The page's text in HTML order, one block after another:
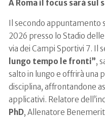
A Roma il focus sarà sul
Il secondo appuntamento
2026 presso lo Stadio
via dei Campi Sportivi 7. Il
lungo tempo le fronti”,
salto in lungo e offrirà una
disciplina, affrontandone
applicativi. Relatore
PhD, Allenatore